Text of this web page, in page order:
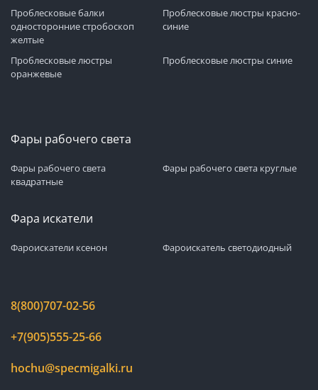
Проблесковые балки
односторонние стробоскоп
желтые
Проблесковые люстры красно-
синие
Проблесковые люстры
оранжевые
Проблесковые люстры синие
Фары рабочего света
Фары рабочего света
квадратные
Фары рабочего света круглые
Фара искатели
Фароискатели ксенон Фароискатель светодиодный
8(800)707-02-56
+7(905)555-25-66
hochu@specmigalki.ru